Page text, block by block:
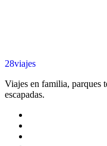
28viajes
Viajes en familia, parques
escapadas.